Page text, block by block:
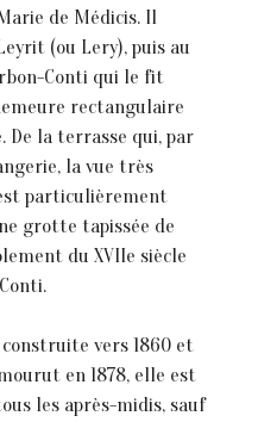
de Médicis. Il
(ou Lery), puis au
Conti qui le fit
rectangulaire
De la terrasse qui, par
la vue très
particulièrement
grotte tapissée de
du XVIIe siècle
vers 1860 et
en 1878, elle est
les après-midis, sauf